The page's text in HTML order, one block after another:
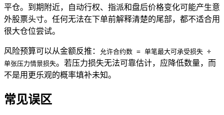
平仓。到期附近，自动行权、指派和盘后价格变化可能产生意
外股票头寸。任何无法在下单前解释清楚的尾部，都不适合用
很大仓位尝试。
风险预算可以从金额反推：
允许合约数 = 单笔最大可承受损失 ÷
单张压力情景损失。若压力损失无法可靠估计，应降低数量，而
不是用更乐观的概率填补未知。
常见误区